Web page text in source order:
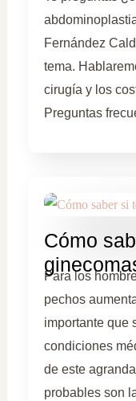
Fernández
tema.
cirugía y los
Preguntas
Cómo
Para los
pechos
importante que
condiciones
de este
probables son